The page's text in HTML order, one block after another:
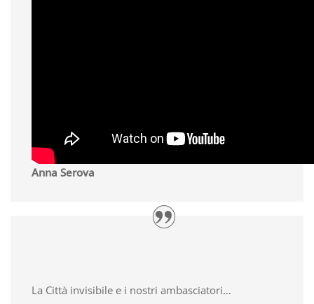
Anna Serova
La Città invisibile e i nostri ambasciatori…